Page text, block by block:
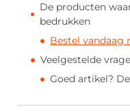
De producten
bedrukken
Bestel vandaag
Veelgestelde
Goed artikel?